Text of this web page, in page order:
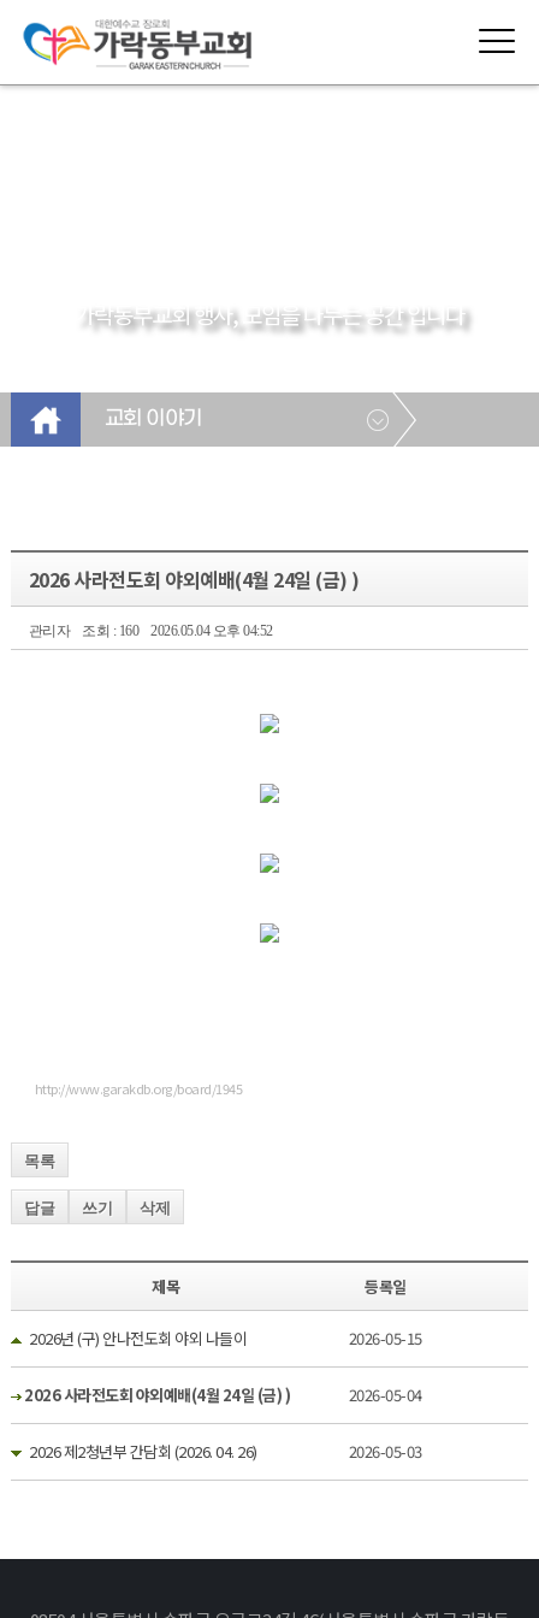
가락동부교회 행사, 모임을 나누는 공간 입니다
교회 이야기
2026 사라전도회 야외예배(4월 24일 (금) )
관리자 조회 : 160 2026.05.04 오후 04:52
http://www.garakdb.org/board/1945
목록
답글 쓰기 삭제
제목 등록일
2026년 (구) 안나전도회 야외 나들이 2026-05-15
2026 사라전도회 야외예배(4월 24일 (금) ) 2026-05-04
2026 제2청년부 간담회 (2026. 04. 26) 2026-05-03